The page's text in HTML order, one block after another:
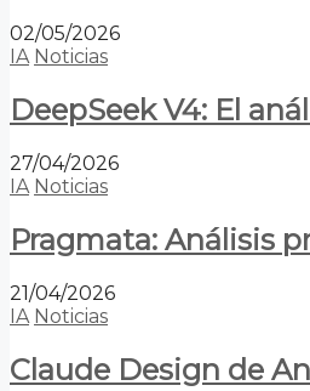
02/05/2026
IA Noticias
DeepSeek V4: El
27/04/2026
IA Noticias
Pragmata: Análisis
21/04/2026
IA Noticias
Claude Design de